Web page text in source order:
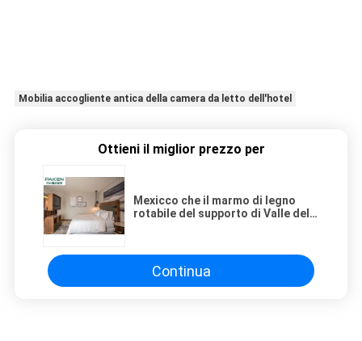
Mobilia accogliente antica della camera da letto dell'hotel
Ottieni il miglior prezzo per
Mexicco che il marmo di legno
rotabile del supporto di Valle della
decora
Continua